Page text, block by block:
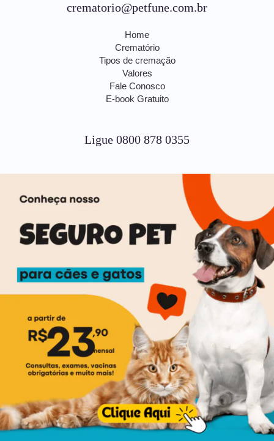
crematorio@petfune.com.br
Home
Crematório
Tipos de cremação
Valores
Fale Conosco
E-book Gratuito
Ligue 0800 878 0355